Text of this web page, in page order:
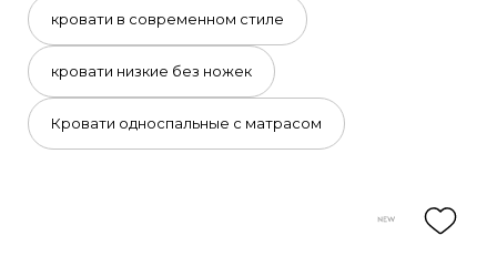
кровати в современном стиле
кровати низкие без ножек
Кровати односпальные с матрасом